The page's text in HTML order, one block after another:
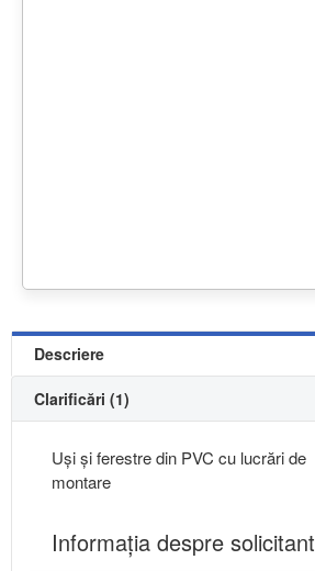
Descriere
Clarificări (1)
Uși și ferestre din PVC cu lucrări de
montare
Informaţia despre solicitant